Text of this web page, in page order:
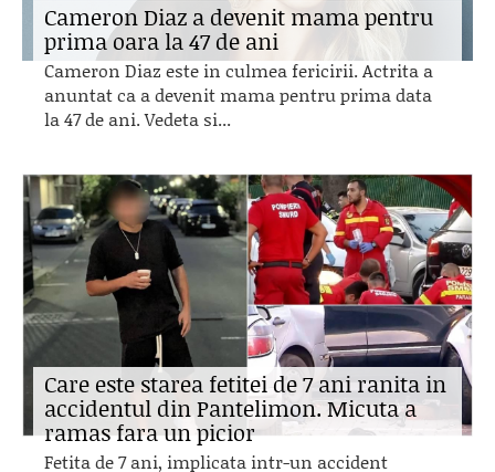
Cameron Diaz a devenit mama pentru
prima oara la 47 de ani
Cameron Diaz este in culmea fericirii. Actrita a
anuntat ca a devenit mama pentru prima data
la 47 de ani. Vedeta si...
Care este starea fetitei de 7 ani ranita in
accidentul din Pantelimon. Micuta a
ramas fara un picior
Fetita de 7 ani, implicata intr-un accident